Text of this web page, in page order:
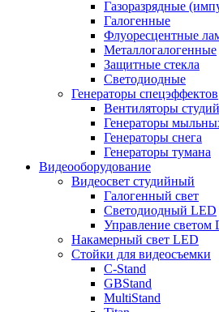
Газоразрядные
Галогенные
Флуоресцентные
Металлогалогенные
Защитные стекла
Светодиодные
Генераторы спецэффектов
Вентиляторы
Генераторы
Генераторы снега
Генераторы тумана
Видеооборудование
Видеосвет студийный
Галогенный свет
Светодиодный LED
Управление светом
Накамерный свет LED
Стойки для видеосъемки
C-Stand
GBStand
MultiStand